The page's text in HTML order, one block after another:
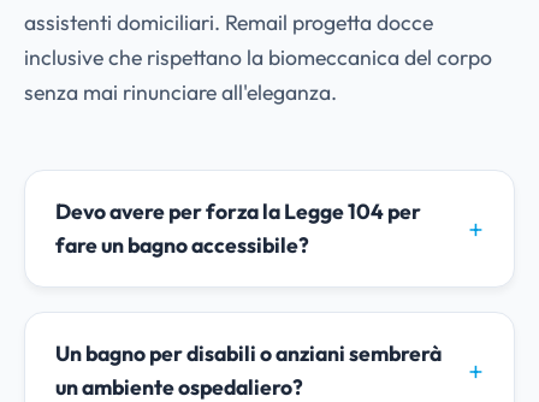
assistenti domiciliari. Remail progetta docce
inclusive che rispettano la biomeccanica del corpo
senza mai rinunciare all'eleganza.
Devo avere per forza la Legge 104 per
fare un bagno accessibile?
Un bagno per disabili o anziani sembrerà
un ambiente ospedaliero?